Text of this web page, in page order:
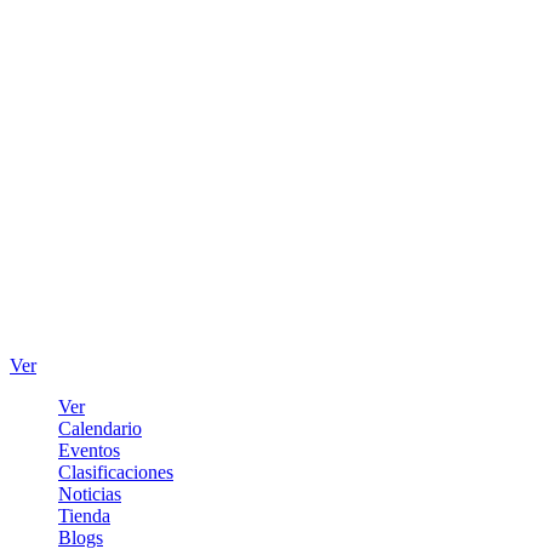
Ver
Ver
Calendario
Eventos
Clasificaciones
Noticias
Tienda
Blogs